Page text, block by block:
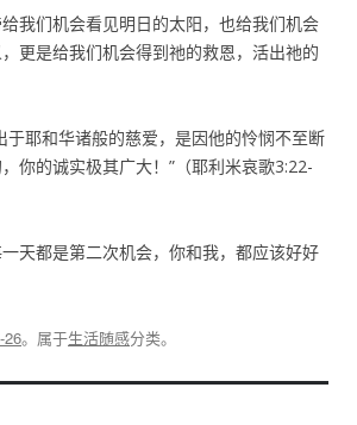
我们机会看见明日的太阳，也给我们机会
更是给我们机会得到祂的救恩，活出祂的
于耶和华诸般的慈爱，是因他的怜悯不至断
你的诚实极其广大！”（耶利米哀歌3:22-
天都是第二次机会，你和我，都应该好好
26。属于生活随感分类。